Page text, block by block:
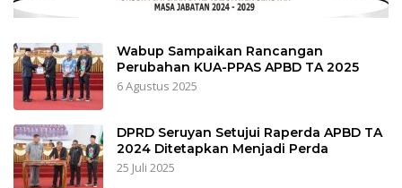
Wabup Sampaikan Rancangan
Perubahan KUA-PPAS APBD TA 2025
6 Agustus 2025
DPRD Seruyan Setujui Raperda APBD TA
2024 Ditetapkan Menjadi Perda
25 Juli 2025